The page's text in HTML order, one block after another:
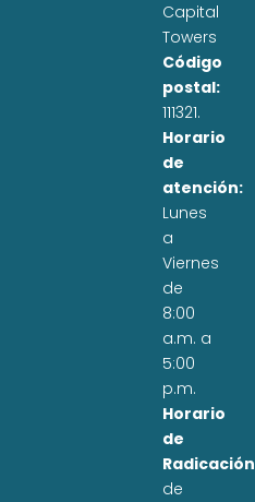
Capital
Towers
Código
postal:
111321.
Horario
de
atención:
Lunes
a
Viernes
de
8:00
a.m. a
5:00
p.m.
Horario
de
Radicación
de